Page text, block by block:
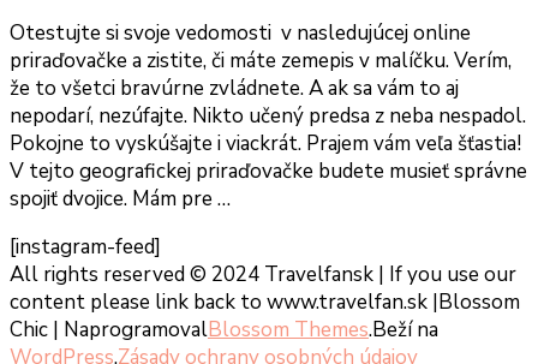
Otestujte si svoje vedomosti v nasledujúcej online
priraďovačke a zistite, či máte zemepis v malíčku. Verím,
že to všetci bravúrne zvládnete. A ak sa vám to aj
nepodarí, nezúfajte. Nikto učený predsa z neba nespadol.
Pokojne to vyskúšajte i viackrát. Prajem vám veľa šťastia!
V tejto geografickej priraďovačke budete musieť správne
spojiť dvojice. Mám pre …
[instagram-feed]
All rights reserved © 2024 Travelfansk | If you use our
content please link back to www.travelfan.sk |Blossom
Chic | NaprogramovalBlossom Themes.Beží na
WordPress.Zásady ochrany osobných údajov